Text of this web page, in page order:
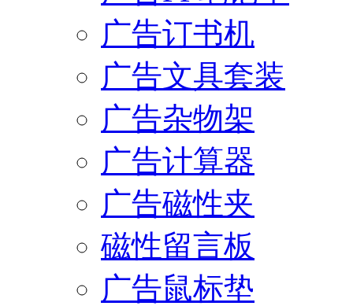
广告订书机
广告文具套装
广告杂物架
广告计算器
广告磁性夹
磁性留言板
广告鼠标垫